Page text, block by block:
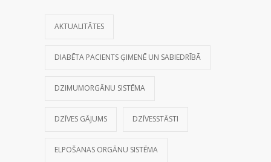
AKTUALITĀTES
DIABĒTA PACIENTS ĢIMENĒ UN SABIEDRĪBĀ
DZIMUMORGĀNU SISTĒMA
DZĪVES GĀJUMS DZĪVESSTĀSTI
ELPOŠANAS ORGĀNU SISTĒMA